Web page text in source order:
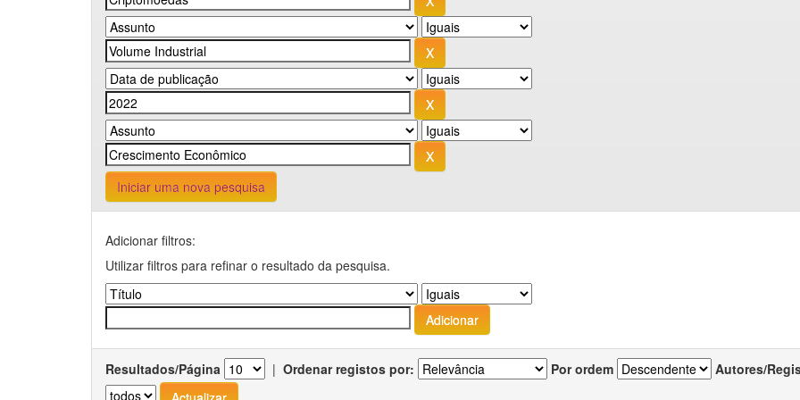
Iniciar uma nova pesquisa
Adicionar filtros:
Utilizar filtros para refinar o resultado da pesquisa.
Resultados/Página | Ordenar registos por: Por ordem Autores/